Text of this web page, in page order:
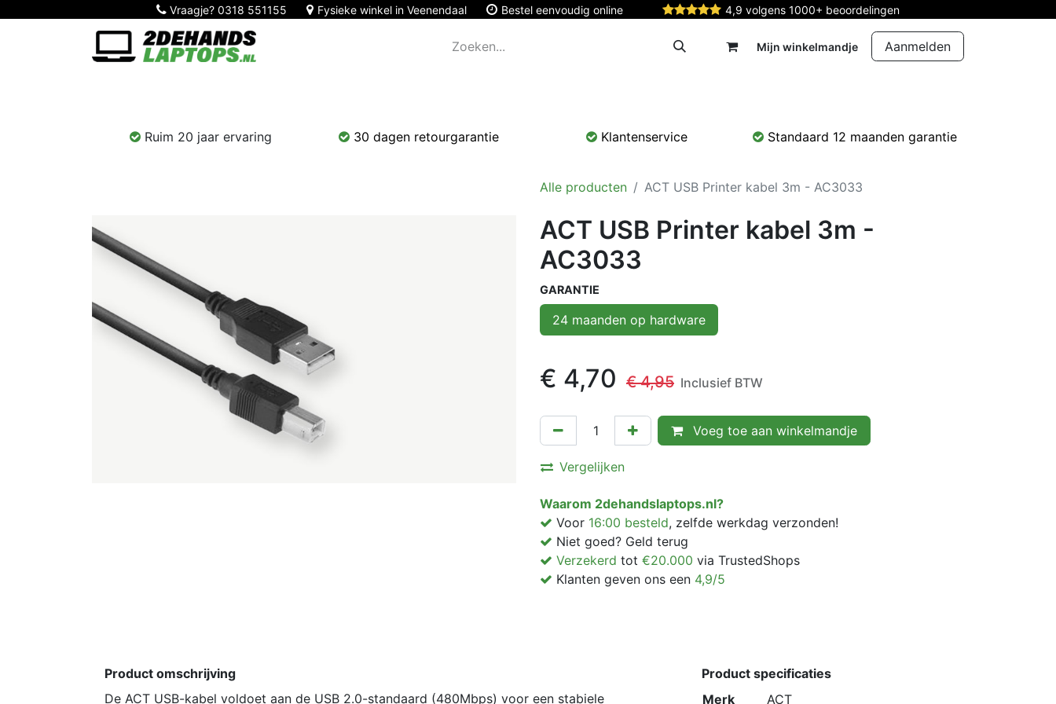
Vraagje? 0318 551155 Fysieke winkel in Veenendaal Bestel eenvoudig online 4,9 volgens 1000+ beoordelingen
Mijn winkelmandje Aanmelden
Ruim 20 jaar ervaring 30 dagen retourgarantie Klantenservice Standaard 12 maanden garantie
Alle producten ACT USB Printer kabel 3m - AC3033
ACT USB Printer kabel 3m -
AC3033
GARANTIE
24 maanden op hardware
€ 4,70 €4,95 Inclusief BTW
Voeg toe aan winkelmandje
Vergelijken
Waarom 2dehandslaptops.nl?
Voor 16:00 besteld, zelfde werkdag verzonden!
Niet goed? Geld terug
Verzekerd tot €20.000 via TrustedShops
Klanten geven ons een 4,9/5
Product omschrijving
De ACT USB-kabel voldoet aan de USB 2.0-standaard (480Mbps) voor een stabiele
Product specificaties
Merk
ACT